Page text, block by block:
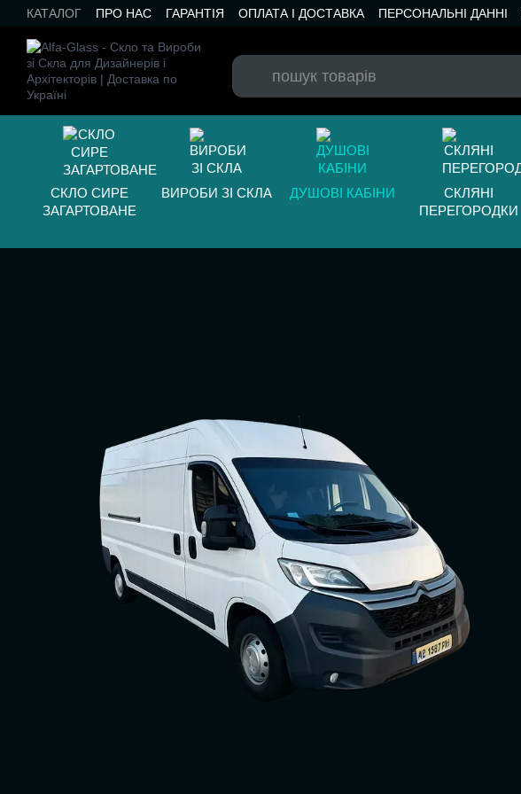
Перейти до основного контенту
КАТАЛОГ ПРО НАС ГАРАНТІЯ ОПЛАТА І ДОСТАВКА ПЕРСОНАЛЬНІ ДАННІ
СКЛО СИРЕ
ЗАГАРТОВАНЕ
ВИРОБИ ЗІ СКЛА ДУШОВІ КАБІНИ
СКЛЯНІ
ПЕРЕГОРОДКИ